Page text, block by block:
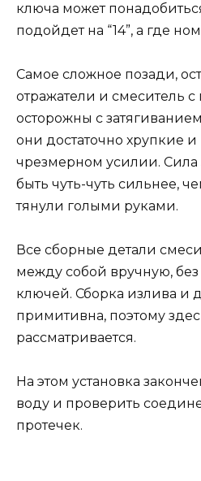
ключа может
подойдет на “14”, а где
Самое сложное позади,
отражатели и смеситель
осторожны с
они достаточно хрупкие и
чрезмерном усилии. Сила
быть чуть-чуть сильнее,
тянули голыми руками.
Все сборные детали
между собой вручную,
ключей. Сборка излива и
примитивна, поэтому
рассматривается.
На этом установка
воду и проверить
протечек.